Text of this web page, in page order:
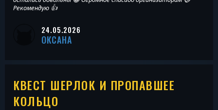
Рекомендую 👍
24.05.2026
ОКСАНА
КВЕСТ ШЕРЛОК И ПРОПАВШЕЕ
КОЛЬЦО